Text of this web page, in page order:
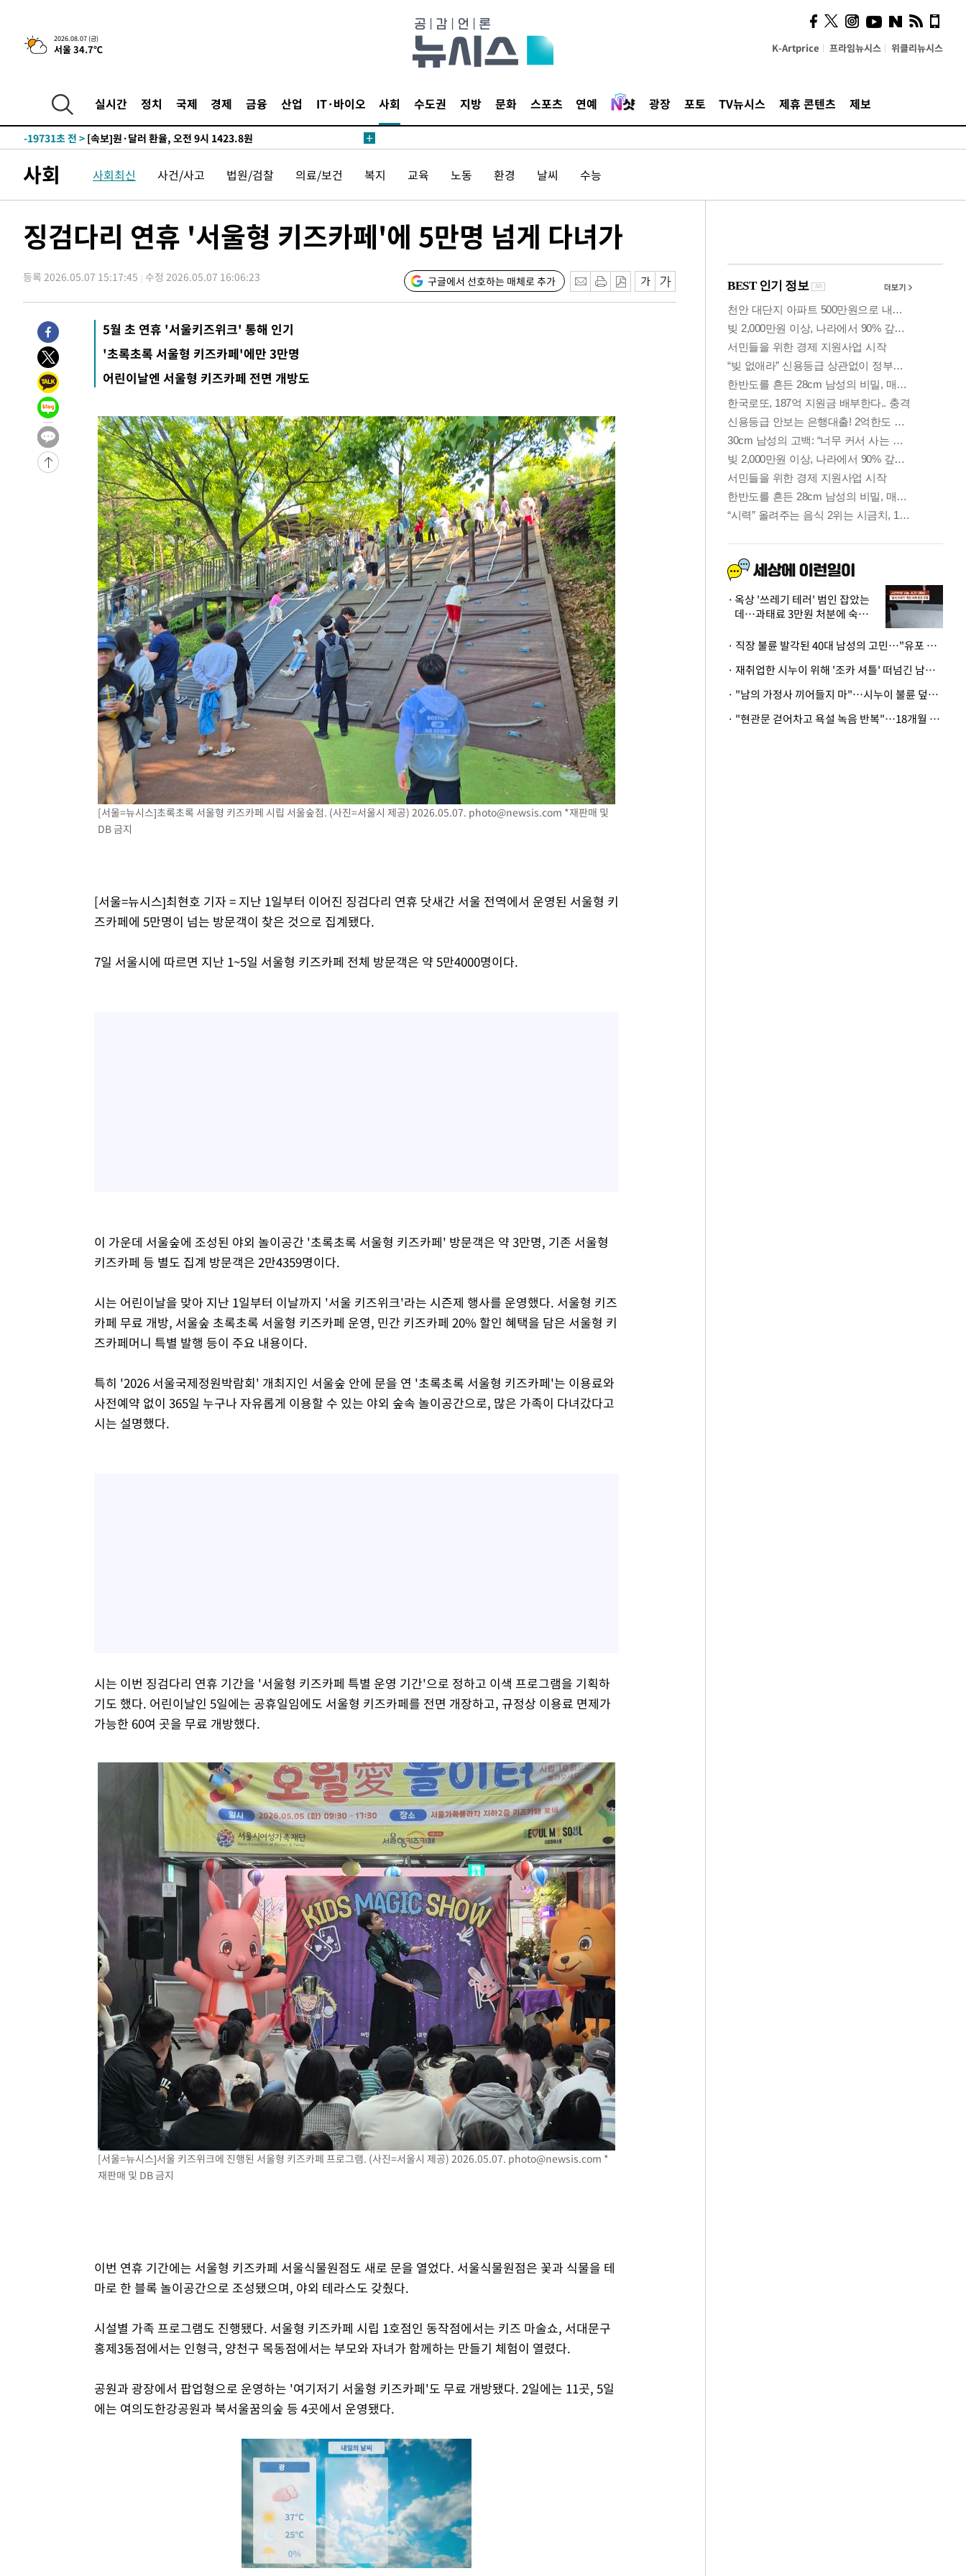
2026.08.07 (금)
서울 34.7℃ K-Artprice 프라임뉴시스 위클리뉴시스
실시간 정치 국제 경제 금융 산업 IT·바이오 사회 수도권 지방 문화 스포츠 연예 광장 포토 TV뉴시스 제휴 콘텐츠 제보
-22388초 전 >[속보]'300억원대 사기 혐의' 차가원 대표 구속 송치
-20095초 전 >
-19976초 전 >
[속보]합수본, '투표율 허위 입력' 중앙·서울·경기도 선관위 등 9곳
압수수색
-19731초 전 >
[속보]원·달러 환율, 오전 9시 1423.8원
-19527초 전 >[속보]삼성전자·SK하이닉스 동반 강보합…1%대 상승 출발
-19513초 전 >
[속보]코스닥, 5.95포인트(0.74%) 상승한 807.62개장
태
-15944초 전 >입추에도 극한더위…서울 낮 39도 '폭염중대경보'
-10908초 전 >
이란, 호르무즈서 "적국 목표물들"과 대치로 남부 케슘섬에서 두차
례 큰 폭발음
-9623초 전 >[속보]美, 폴리실리콘 수입 규제…파생제품 15% 관세, 120일 후 발
-29532초 전 >
[속보] 7월 중국 수출 23.9%↑ 수입 27.5%↑…무역총액
25.3%↑
-26692초 전 > [속보]'채상병 순직 책임' 임성근, 항소심도 징역 3년
-26558초 전 > [속보]종합특검, '관저이전 봐주기 감사' 유병호 구속기소
-23158초 전 >
-22408초 전 >
[속보]'300억원대 사기 혐의' 차가원 대표 구속 송치
-21602초 전 >
"미 전국적 살모네라 식중독 원인은 멕시코산 할라피뇨"-- CDC
-20115초 전 >
[속보]경찰·노동부, HL만도 평택사업장 끼임 사망 관련 압수수색
-19996초 전 >
[속보]합수본, '투표율 허위 입력' 중앙·서울·경기도 선관위 등 9곳
[속보]원·달러 환율, 오전 9시 1423.8원
[속보]삼성전자·SK하이닉스 동반 강보합…1%대 상승 출발
[속보]코스닥, 5.95포인트(0.74%) 상승한 807.62개장
[속보]코스피, 6300선 재탈환…1.09% 오른 6365.07 개장
시리아 다마스쿠스 교외에서 미니버스 폭발.. 14명 부상, 3명은 중
입추에도 극한더위…서울 낮 39도 '폭염중대경보'
이란, 호르무즈서 "적국 목표물들"과 대치로 남부 케슘섬에서 두차
[속보]美, 폴리실리콘 수입 규제…파생제품 15% 관세, 120일 후 발
[속보]트럼프, 美 원정출산 금지 행정명령 서명
[속보] 뉴욕증시, 일제 하락 마감…나스닥 0.06%↓
사회 사회최신 사건/사고 법원/검찰 의료/보건 복지 교육 노동 환경 날씨 수능
징검다리 연휴 '서울형 키즈카페'에 5만명 넘게 다녀가
등록 2026.05.07 15:17:45 수정 2026.05.07 16:06:23 구글에서 선호하는 매체로 추가
5월 초 연휴 '서울키즈위크' 통해 인기
'초록초록 서울형 키즈카페'에만 3만명
어린이날엔 서울형 키즈카페 전면 개방도
[서울=뉴시스]초록초록 서울형 키즈카페 시립 서울숲점. (사진=서울시 제공) 2026.05.07. photo@newsis.com *재판매 및
DB 금지
[서울=뉴시스]최현호 기자 = 지난 1일부터 이어진 징검다리 연휴 닷새간 서울 전역에서 운영된 서울형 키
즈카페에 5만명이 넘는 방문객이 찾은 것으로 집계됐다.
7일 서울시에 따르면 지난 1~5일 서울형 키즈카페 전체 방문객은 약 5만4000명이다.
이 가운데 서울숲에 조성된 야외 놀이공간 '초록초록 서울형 키즈카페' 방문객은 약 3만명, 기존 서울형
키즈카페 등 별도 집계 방문객은 2만4359명이다.
시는 어린이날을 맞아 지난 1일부터 이날까지 '서울 키즈위크'라는 시즌제 행사를 운영했다. 서울형 키즈
카페 무료 개방, 서울숲 초록초록 서울형 키즈카페 운영, 민간 키즈카페 20% 할인 혜택을 담은 서울형 키
즈카페머니 특별 발행 등이 주요 내용이다.
특히 '2026 서울국제정원박람회' 개최지인 서울숲 안에 문을 연 '초록초록 서울형 키즈카페'는 이용료와
사전예약 없이 365일 누구나 자유롭게 이용할 수 있는 야외 숲속 놀이공간으로, 많은 가족이 다녀갔다고
시는 설명했다.
시는 이번 징검다리 연휴 기간을 '서울형 키즈카페 특별 운영 기간'으로 정하고 이색 프로그램을 기획하
기도 했다. 어린이날인 5일에는 공휴일임에도 서울형 키즈카페를 전면 개장하고, 규정상 이용료 면제가
가능한 60여 곳을 무료 개방했다.
[서울=뉴시스]서울 키즈위크에 진행된 서울형 키즈카페 프로그램. (사진=서울시 제공) 2026.05.07. photo@newsis.com *
재판매 및 DB 금지
이번 연휴 기간에는 서울형 키즈카페 서울식물원점도 새로 문을 열었다. 서울식물원점은 꽃과 식물을 테
마로 한 블록 놀이공간으로 조성됐으며, 야외 테라스도 갖췄다.
시설별 가족 프로그램도 진행됐다. 서울형 키즈카페 시립 1호점인 동작점에서는 키즈 마술쇼, 서대문구
홍제3동점에서는 인형극, 양천구 목동점에서는 부모와 자녀가 함께하는 만들기 체험이 열렸다.
공원과 광장에서 팝업형으로 운영하는 '여기저기 서울형 키즈카페'도 무료 개방됐다. 2일에는 11곳, 5일
에는 여의도한강공원과 북서울꿈의숲 등 4곳에서 운영됐다.
시, 스마트폰 액세서리에
NFC 더했다
옥상 '쓰레기 테러' 범인 잡았는
데…과태료 3만원 처분에 숙박업
· 직장 불륜 발각된 40대 남성의 고민…"유포 동료 명예훼손·협박죄 고소 가능할까"
· 재취업한 시누이 위해 '조카 셔틀' 떠넘긴 남편…아내 "난 못한다"
· "남의 가정사 끼어들지 마"…시누이 불륜 덮으려는 남편에 억울한 아내
· "현관문 걷어차고 욕설 녹음 반복"…18개월 아기 키우는 집 뒤흔든 '앞집의 비극'